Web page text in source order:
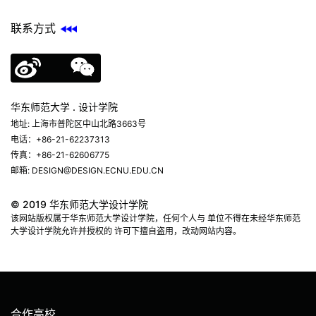
联系方式
华东师范大学 . 设计学院
地址: 上海市普陀区中山北路3663号
电话：+86-21-62237313
传真：+86-21-62606775
邮箱: DESIGN@DESIGN.ECNU.EDU.CN
© 2019 华东师范大学设计学院
该网站版权属于华东师范大学设计学院，任何个人与 单位不得在未经华东师范
大学设计学院允许并授权的 许可下擅自盗用，改动网站内容。